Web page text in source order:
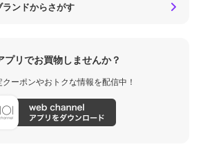
ランドからさがす
プリでお買物しませんか？
クーポンやおトクな情報を配信中！